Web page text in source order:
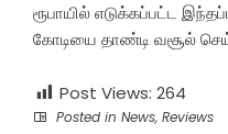
ரூபாயில் எடுக்கப்பட்ட
கோடியை தாண்டி வசூல்
Post Views: 264
Posted in News, Reviews